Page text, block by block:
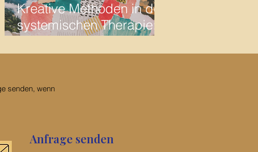
Kreative Methoden in der
systemischen Therapie:
Wie Collagen innere
Anteile sichtbar machen
senden, wenn
Anfrage senden